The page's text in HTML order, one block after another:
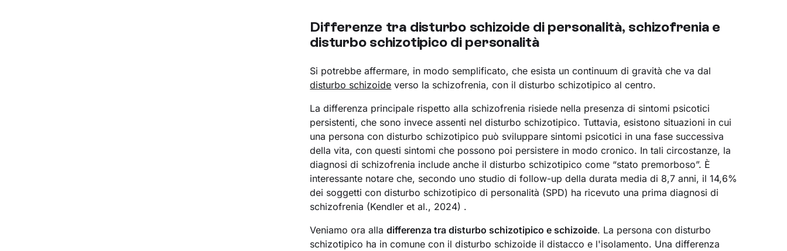
Differenze tra disturbo schizoide di personalità, schizofrenia e
disturbo schizotipico di personalità
Si potrebbe affermare, in modo semplificato, che esista un continuum di gravità che va dal
disturbo schizoide verso la schizofrenia, con il disturbo schizotipico al centro.
La differenza principale rispetto alla schizofrenia risiede nella presenza di sintomi psicotici
persistenti, che sono invece assenti nel disturbo schizotipico. Tuttavia, esistono situazioni in cui
una persona con disturbo schizotipico può sviluppare sintomi psicotici in una fase successiva
della vita, con questi sintomi che possono poi persistere in modo cronico. In tali circostanze, la
diagnosi di schizofrenia include anche il disturbo schizotipico come “stato premorboso”. È
interessante notare che, secondo uno studio di follow-up della durata media di 8,7 anni, il 14,6%
dei soggetti con disturbo schizotipico di personalità (SPD) ha ricevuto una prima diagnosi di
schizofrenia (Kendler et al., 2024) .
Veniamo ora alladifferenza tra disturbo schizotipico e schizoide. La persona con disturbo
schizotipico ha in comune con il disturbo schizoide il distacco e l'isolamento. Una differenza